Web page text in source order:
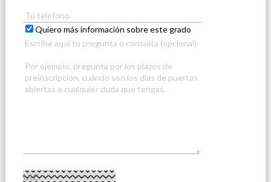
Quiero más información sobre este grado